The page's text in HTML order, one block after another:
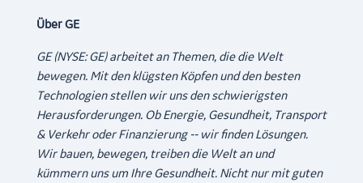
Über GE
GE (NYSE: GE) arbeitet an Themen, die die Welt
bewegen. Mit den klügsten Köpfen und den besten
Technologien stellen wir uns den schwierigsten
Herausforderungen. Ob Energie, Gesundheit, Transport
& Verkehr oder Finanzierung -- wir finden Lösungen.
Wir bauen, bewegen, treiben die Welt an und
kümmern uns um Ihre Gesundheit. Nicht nur mit guten